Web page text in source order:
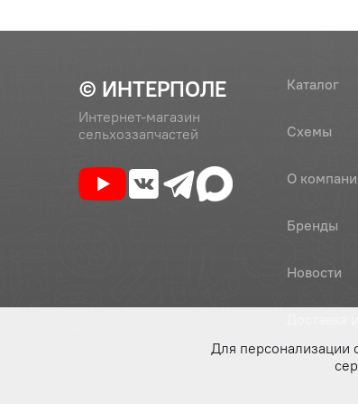
© ИНТЕРПОЛЕ
Интернет-магазин
сельхоззапчастей
Каталог
Схемы
О
Бренды
Новости
Для персонализации